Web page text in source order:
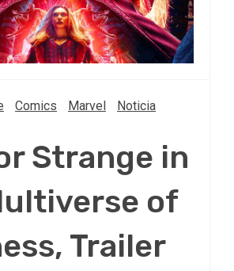
Comics Marvel Noticia
Strange in
of
Trailer